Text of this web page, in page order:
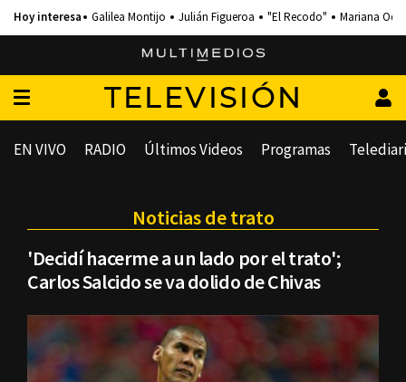
Galilea Montijo Julián Figueroa "El Recodo" Mariana
TELEVISIÓN
EN VIVO RADIO Últimos Videos Programas
Noticias de trato
'Decidí hacerme a un lado por el trato';
Carlos Salcido se va dolido de Chivas